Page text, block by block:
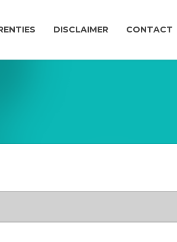
DISCLAIMER CONTACT